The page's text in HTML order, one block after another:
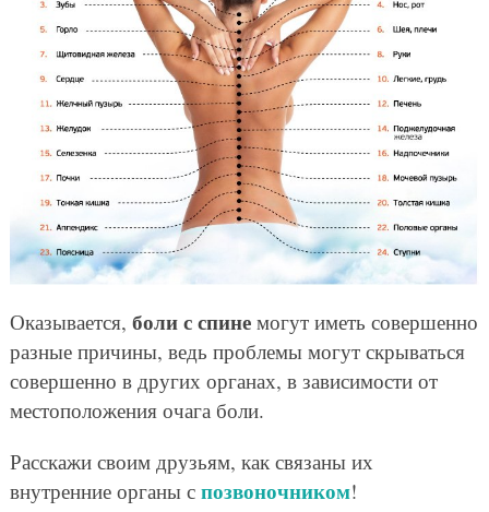
Оказывается, боли с спинемогут иметь совершенно
разные причины, ведь проблемы могут скрываться
совершенно в других органах, в зависимости от
местоположения очага боли.
Расскажи своим друзьям, как связаны их
внутренние органы с позвоночником!